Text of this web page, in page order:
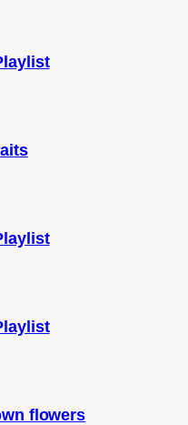
flowers